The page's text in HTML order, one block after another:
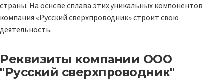
страны. На основе сплава этих уникальных компонентов
компания «Русский сверхпроводник» строит свою
деятельность.
Реквизиты компании ООО
"Русский сверхпроводник"